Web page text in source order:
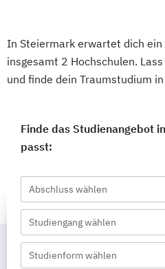
In Steiermark erwartet dich
insgesamt 2 Hochschulen.
und finde dein Traumstudium
Finde das Studienangebot
passt:
Abschluss wählen
Studiengang wählen
Studienform wählen